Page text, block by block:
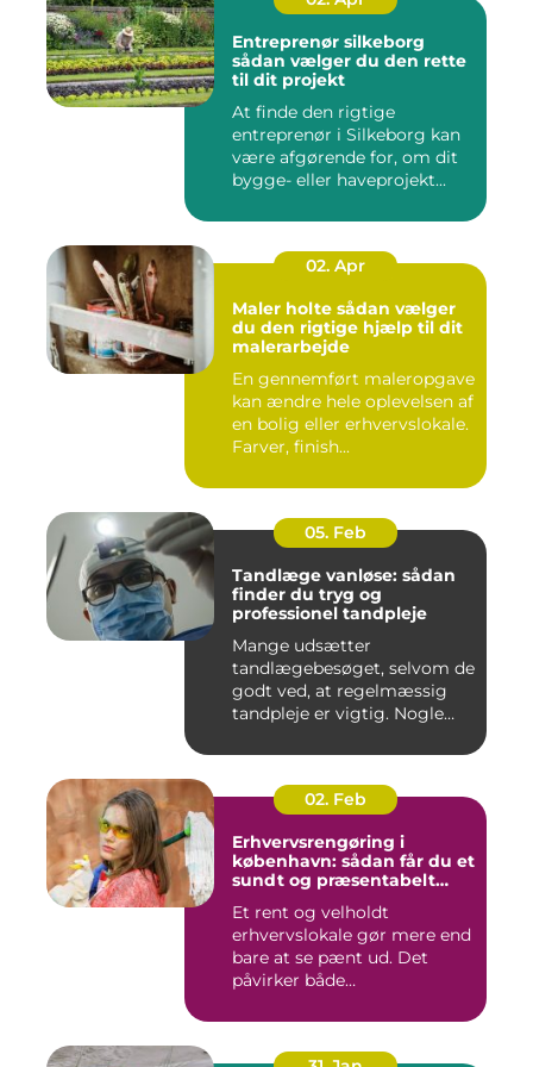
Entreprenør silkeborg
sådan vælger du den rette
til dit projekt
At finde den rigtige
entreprenør i Silkeborg kan
være afgørende for, om dit
bygge- eller haveprojekt...
02. Apr
Maler holte sådan vælger
du den rigtige hjælp til dit
malerarbejde
En gennemført maleropgave
kan ændre hele oplevelsen af
en bolig eller erhvervslokale.
Farver, finish...
05. Feb
Tandlæge vanløse: sådan
finder du tryg og
professionel tandpleje
Mange udsætter
tandlægebesøget, selvom de
godt ved, at regelmæssig
tandpleje er vigtig. Nogle
02. Feb
Erhvervsrengøring i
københavn: sådan får du et
sundt og præsentabelt
Et rent og velholdt
erhvervslokale gør mere end
bare at se pænt ud. Det
påvirker både